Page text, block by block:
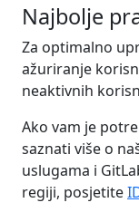
Najbolje
Za optimalno
ažuriranje
neaktivnih
Ako vam je
saznati više o
uslugama i
regiji, posjetite